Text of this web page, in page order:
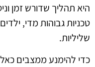
היא תהליך שדורש זמן
טכניות גבוהות מדי,
שליליות.
כדי להימנע ממצבים